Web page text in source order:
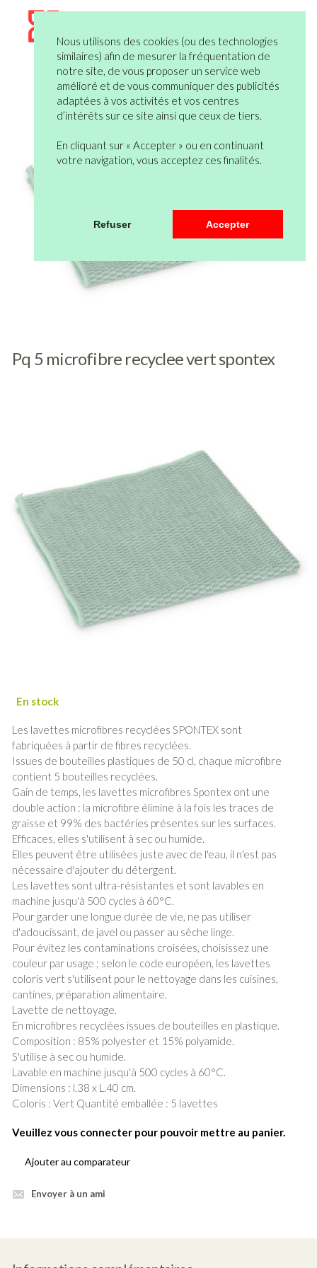
Nous utilisons des cookies (ou des technologies
similaires) afin de mesurer la fréquentation de
notre site, de vous proposer un service web
amélioré et de vous communiquer des publicités
adaptées à vos activités et vos centres
d’intérêts sur ce site ainsi que ceux de tiers.
En cliquant sur « Accepter » ou en continuant
votre navigation, vous acceptez ces finalités.
Refuser Accepter
Pq 5 microfibre recyclee vert spontex
Les lavettes microfibres recyclées SPONTEX sont
fabriquées à partir de fibres recyclées.
Issues de bouteilles plastiques de 50 cl, chaque microfibre
contient 5 bouteilles recyclées.
Gain de temps, les lavettes microfibres Spontex ont une
double action : la microfibre élimine à la fois les traces de
graisse et 99% des bactéries présentes sur les surfaces.
Efficaces, elles s'utilisent à sec ou humide.
Elles peuvent être utilisées juste avec de l'eau, il n'est pas
nécessaire d'ajouter du détergent.
Les lavettes sont ultra-résistantes et sont lavables en
machine jusqu'à 500 cycles à 60°C.
Pour garder une longue durée de vie, ne pas utiliser
d'adoucissant, de javel ou passer au sèche linge.
Pour évitez les contaminations croisées, choisissez une
couleur par usage ; selon le code européen, les lavettes
coloris vert s'utilisent pour le nettoyage dans les cuisines,
cantines, préparation alimentaire.
Lavette de nettoyage.
En microfibres recyclées issues de bouteilles en plastique.
Composition : 85% polyester et 15% polyamide.
S'utilise à sec ou humide.
Lavable en machine jusqu'à 500 cycles à 60°C.
Dimensions : l.38 x L.40 cm.
Coloris : Vert Quantité emballée : 5 lavettes
Veuillez vous connecter pour pouvoir mettre au panier.
Ajouter au comparateur
Envoyer à un ami